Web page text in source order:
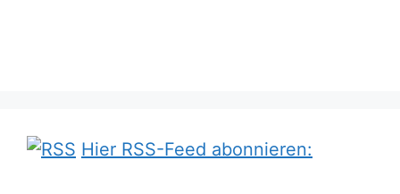
Hier RSS-Feed abonnieren: